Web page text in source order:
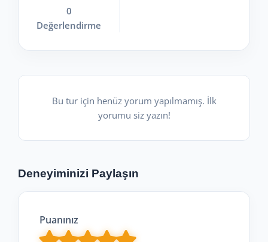
0
Değerlendirme
Bu tur için henüz yorum yapılmamış. İlk
yorumu siz yazın!
Deneyiminizi Paylaşın
Puanınız